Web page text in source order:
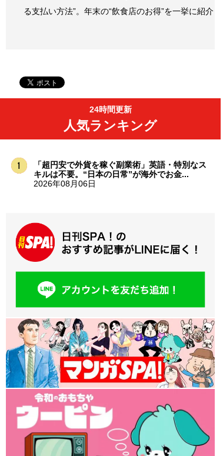
る支払い方法”。年末の“飲食店のお得”を一挙に紹介
24時間更新
人気ランキング
「超円安で外貨を稼ぐ副業術」英語・特別なス
キルは不要。“日本の日常”が海外でお金...
2026年08月06日